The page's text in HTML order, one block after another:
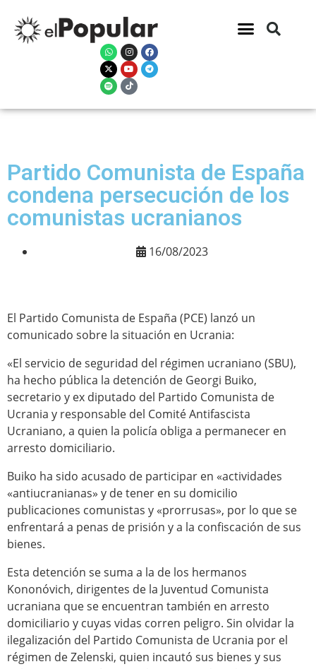
Partido Comunista de España
condena persecución de los
comunistas ucranianos
16/08/2023
El Partido Comunista de España (PCE) lanzó un
comunicado sobre la situación en Ucrania:
«El servicio de seguridad del régimen ucraniano (SBU),
ha hecho pública la detención de Georgi Buiko,
secretario y ex diputado del Partido Comunista de
Ucrania y responsable del Comité Antifascista
Ucraniano, a quien la policía obliga a permanecer en
arresto domiciliario.
Buiko ha sido acusado de participar en «actividades
«antiucranianas» y de tener en su domicilio
publicaciones comunistas y «prorrusas», por lo que se
enfrentará a penas de prisión y a la confiscación de sus
bienes.
Esta detención se suma a la de los hermanos
Kononóvich, dirigentes de la Juventud Comunista
ucraniana que se encuentran también en arresto
domiciliario y cuyas vidas corren peligro. Sin olvidar la
ilegalización del Partido Comunista de Ucrania por el
régimen de Zelenski, quien incautó sus bienes y sus